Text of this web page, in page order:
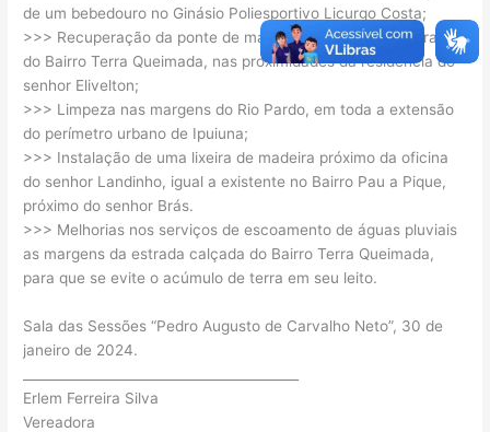
de um bebedouro no Ginásio Poliesportivo Licurgo Costa;
>>> Recuperação da ponte de madeira localizada na Estrada
do Bairro Terra Queimada, nas proximidades da residência do
senhor Elivelton;
>>> Limpeza nas margens do Rio Pardo, em toda a extensão
do perímetro urbano de Ipuiuna;
>>> Instalação de uma lixeira de madeira próximo da oficina
do senhor Landinho, igual a existente no Bairro Pau a Pique,
próximo do senhor Brás.
>>> Melhorias nos serviços de escoamento de águas pluviais
as margens da estrada calçada do Bairro Terra Queimada,
para que se evite o acúmulo de terra em seu leito.
Sala das Sessões “Pedro Augusto de Carvalho Neto”, 30 de
janeiro de 2024.
Erlem Ferreira Silva
Vereadora